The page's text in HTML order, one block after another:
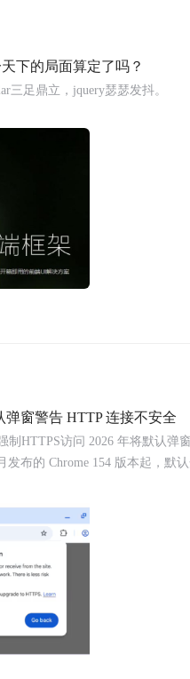
下的局面算定了吗？
三足鼎立，jquery瑟瑟发抖。
窗警告 HTTP 连接不安全
制HTTPS访问 2026 年将默认
发布的 Chrome 154 版本起，默